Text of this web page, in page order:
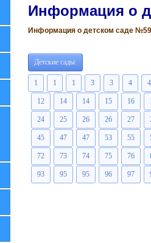
Информация о
Информация о детском саде №59
Детские сады:
1 1 1 3 3 4 4
12 14 14 15 16
24 25 26 26 27
45 47 47 53 55
72 73 74 75 76
93 95 95 96 97